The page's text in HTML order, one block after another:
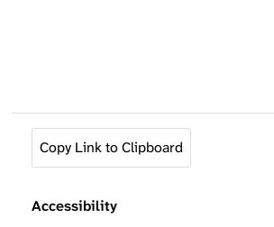
Copy Link to Clipboard
Accessibility